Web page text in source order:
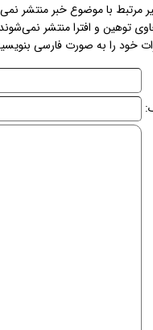
مرتبط با موضوع خبر منتشر
توهین و افترا منتشر
خود را به صورت فارسی